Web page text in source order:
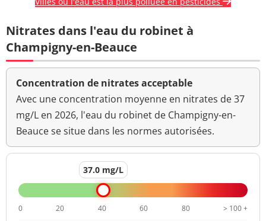
Nitrates dans l'eau du robinet à
Champigny-en-Beauce
Concentration de nitrates acceptable
Avec une concentration moyenne en nitrates de 37
mg/L en 2026, l'eau du robinet de Champigny-en-
Beauce se situe dans les normes autorisées.
37.0 mg/L
0 20 40 60 80 > 100 +